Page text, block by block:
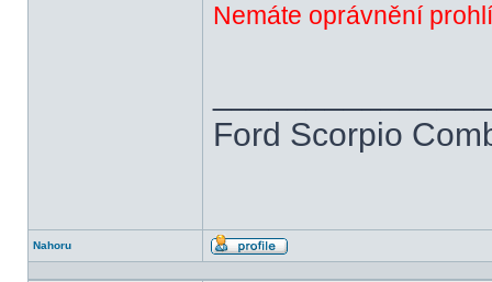
Nemáte oprávnění
Ford Scorpio
Nahoru
Profil